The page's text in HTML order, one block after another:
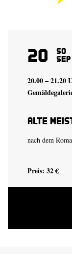
20 So
Sep
20.00 – 21.20
Alte
nach dem
Preis: 32 €